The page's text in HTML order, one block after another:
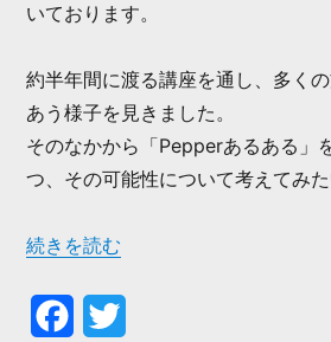
いております。
約半年間に渡る講座を通し、多く
あう様子を見きました。
そのなかから「Pepperあるある」
つ、その可能性について考えてみた
“町にPepperがやってきた 〜 「
続きを読む